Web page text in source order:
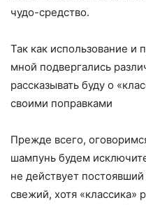
чудо-средство.
Так как использование и
мной подвергались
рассказывать буду о
своими поправками
Прежде всего,
шампунь будем
не действует
свежий, хотя «классика»